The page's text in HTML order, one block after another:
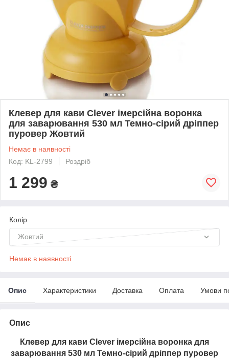
Клевер для кави Clever імерсійна воронка
для заварювання 530 мл Темно-сірий дріппер
пуровер Жовтий
Немає в наявності
Код: KL-2799
Роздріб
1 299 ₴
Колір
Жовтий
Немає в наявності
Опис Характеристики Доставка Оплата Умови
Опис
Клевер для кави Clever імерсійна воронка для
заварювання 530 мл Темно-сірий дріппер пуровер